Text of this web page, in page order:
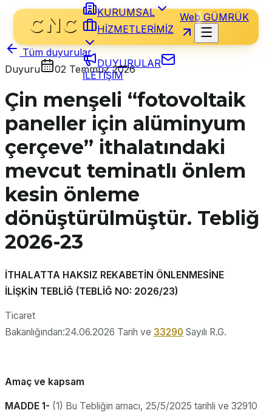
KURUMSAL
HİZMETLERİMİZ
DUYURULAR
İLETİŞİM
Web GÜMRÜK
Tüm duyurular
Duyuru
02 Temmuz 2026
Çin menşeli “fotovoltaik
paneller için alüminyum
çerçeve” ithalatındaki
mevcut teminatlı önlem
kesin önleme
dönüştürülmüştür. Tebliğ
2026-23
İTHALATTA HAKSIZ REKABETİN ÖNLENMESİNE
İLİŞKİN TEBLİĞ (TEBLİĞ NO: 2026/23)
Ticaret
Bakanlığından:24.06.2026 Tarih ve 33290 Sayılı R.G.
Amaç ve kapsam
MADDE 1- (1) Bu Tebliğin amacı, 25/5/2025 tarihli ve 32910